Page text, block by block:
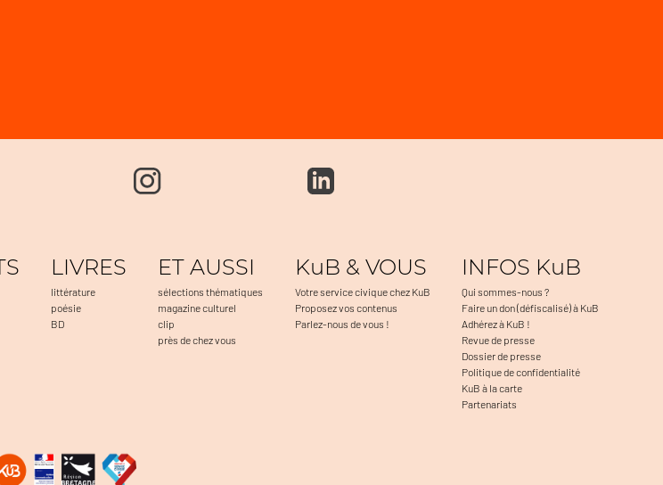
LIVRES
littérature
poésie
BD
ET AUSSI
sélections thématiques
magazine culturel
clip
près de chez vous
KuB & VOUS
Votre service civique chez KuB
Proposez vos contenus
Parlez-nous de vous !
INFOS KuB
Qui sommes-nous ?
Faire un don (défiscalisé) à KuB
Adhérez à KuB !
Revue de presse
Dossier de presse
Politique de confidentialité
KuB à la carte
Partenariats